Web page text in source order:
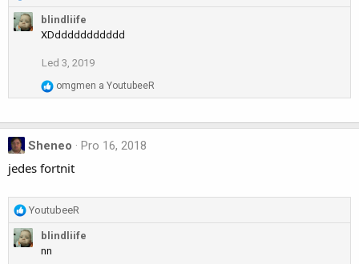
a
n
:
blindliife
XDddddddddddd
Led 3, 2019
R
e
c
t
o
s
:
omgmen a YoutubeeR
Sheneo Pro 16, 2018
jedes fortnit
R
a
YoutubeeR
blindliife
nn